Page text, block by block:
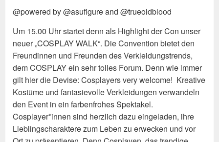
@powered by @asufigure and @trueoldblood
Um 15.00 Uhr startet denn als Highlight der Con unser
neuer „COSPLAY WALK“. Die Convention bietet den
Freundinnen und Freunden des Verkleidungstrends,
dem COSPLAY ein sehr tolles Forum. Denn wie immer
gilt hier die Devise: Cosplayers very welcome! Kreative
Kostüme und fantasievolle Verkleidungen verwandeln
den Event in ein farbenfrohes Spektakel.
Cosplayer*innen sind herzlich dazu eingeladen, ihre
Lieblingscharaktere zum Leben zu erwecken und vor